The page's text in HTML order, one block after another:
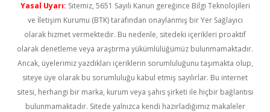
Yasal Uyarı: Sitemiz, 5651 Sayılı Kanun gereğince Bilgi Teknolojileri
ve İletişim Kurumu (BTK) tarafından onaylanmış bir Yer Sağlayıcı
olarak hizmet vermektedir. Bu nedenle, sitedeki içerikleri proaktif
olarak denetleme veya araştırma yükümlülüğümüz bulunmamaktadır.
Ancak, üyelerimiz yazdıkları içeriklerin sorumluluğunu taşımakta olup,
siteye üye olarak bu sorumluluğu kabul etmiş sayılırlar. Bu internet
sitesi, herhangi bir marka, kurum veya şahıs şirketi ile hiçbir bağlantısı
bulunmamaktadır. Sitede yalnızca kendi hazırladığımız makaleler